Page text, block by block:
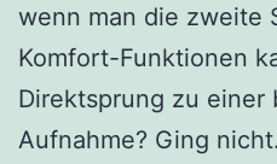
wenn man die zweite
Komfort-Funktionen
Direktsprung zu einer
Aufnahme? Ging